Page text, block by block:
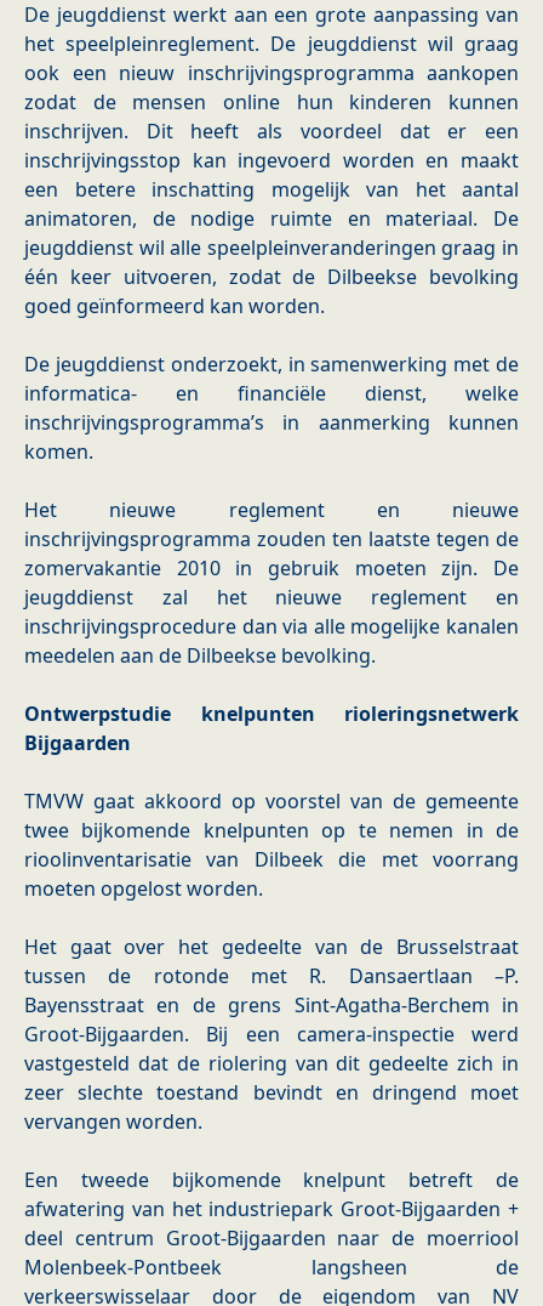
De jeugddienst werkt aan een grote aanpassing van
het speelpleinreglement. De jeugddienst wil graag
ook een nieuw inschrijvingsprogramma aankopen
zodat de mensen online hun kinderen kunnen
inschrijven. Dit heeft als voordeel dat er een
inschrijvingsstop kan ingevoerd worden en maakt
een betere inschatting mogelijk van het aantal
animatoren, de nodige ruimte en materiaal. De
jeugddienst wil alle speelpleinveranderingen graag in
één keer uitvoeren, zodat de Dilbeekse bevolking
goed geïnformeerd kan worden.
De jeugddienst onderzoekt, in samenwerking met de
informatica- en financiële dienst, welke
inschrijvingsprogramma’s in aanmerking kunnen
komen.
Het nieuwe reglement en nieuwe
inschrijvingsprogramma zouden ten laatste tegen de
zomervakantie 2010 in gebruik moeten zijn. De
jeugddienst zal het nieuwe reglement en
inschrijvingsprocedure dan via alle mogelijke kanalen
meedelen aan de Dilbeekse bevolking.
Ontwerpstudie knelpunten rioleringsnetwerk
Bijgaarden
TMVW gaat akkoord op voorstel van de gemeente
twee bijkomende knelpunten op te nemen in de
rioolinventarisatie van Dilbeek die met voorrang
moeten opgelost worden.
Het gaat over het gedeelte van de Brusselstraat
tussen de rotonde met R. Dansaertlaan –P.
Bayensstraat en de grens Sint-Agatha-Berchem in
Groot-Bijgaarden. Bij een camera-inspectie werd
vastgesteld dat de riolering van dit gedeelte zich in
zeer slechte toestand bevindt en dringend moet
vervangen worden.
Een tweede bijkomende knelpunt betreft de
afwatering van het industriepark Groot-Bijgaarden +
deel centrum Groot-Bijgaarden naar de moerriool
Molenbeek-Pontbeek langsheen de
verkeerswisselaar door de eigendom van NV